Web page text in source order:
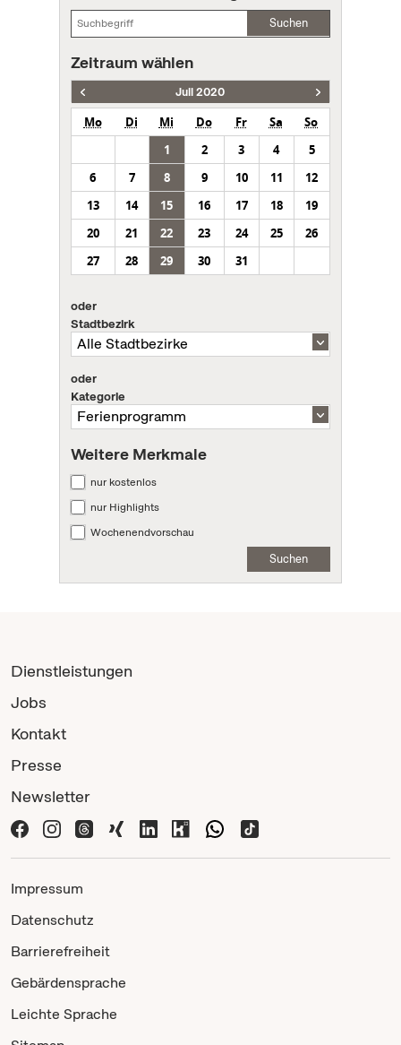
Suchen
Zeitraum wählen
Juli 2020
Mo Di Mi Do Fr Sa
So
1
2 3 4
5
6
7 8 9 10 11
12
13
14 15 16 17 18
19
20
21 22 23 24 25
26
27
28 29 30 31
oder
Stadtbezirk
oder
Kategorie
Weitere Merkmale
nur kostenlos
nur Highlights
Wochenendvorschau
Suchen
Dienstleistungen
Jobs
Kontakt
Presse
Newsletter
Impressum
Datenschutz
Barrierefreiheit
Gebärdensprache
Leichte Sprache